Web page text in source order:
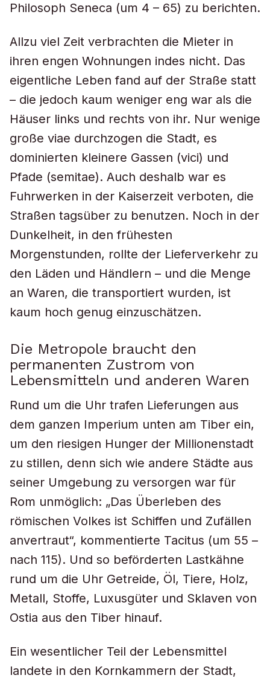
Philosoph Seneca (um 4 – 65) zu berichten.
Allzu viel Zeit verbrachten die Mieter in
ihren engen Wohnungen indes nicht. Das
eigentliche Leben fand auf der Straße statt
– die jedoch kaum weniger eng war als die
Häuser links und rechts von ihr. Nur wenige
große viae durchzogen die Stadt, es
dominierten kleinere Gassen (vici) und
Pfade (semitae). Auch deshalb war es
Fuhrwerken in der Kaiserzeit verboten, die
Straßen tagsüber zu benutzen. Noch in der
Dunkelheit, in den frühesten
Morgenstunden, rollte der Lieferverkehr zu
den Läden und Händlern – und die Menge
an Waren, die transportiert wurden, ist
kaum hoch genug einzuschätzen.
Die Metropole braucht den
permanenten Zustrom von
Lebensmitteln und anderen Waren
Rund um die Uhr trafen Lieferungen aus
dem ganzen Imperium unten am Tiber ein,
um den riesigen Hunger der Millionenstadt
zu stillen, denn sich wie andere Städte aus
seiner Umgebung zu versorgen war für
Rom unmöglich: „Das Überleben des
römischen Volkes ist Schiffen und Zufällen
anvertraut“, kommentierte Tacitus (um 55 –
nach 115). Und so beförderten Lastkähne
rund um die Uhr Getreide, Öl, Tiere, Holz,
Metall, Stoffe, Luxusgüter und Sklaven von
Ostia aus den Tiber hinauf.
Ein wesentlicher Teil der Lebensmittel
landete in den Kornkammern der Stadt,